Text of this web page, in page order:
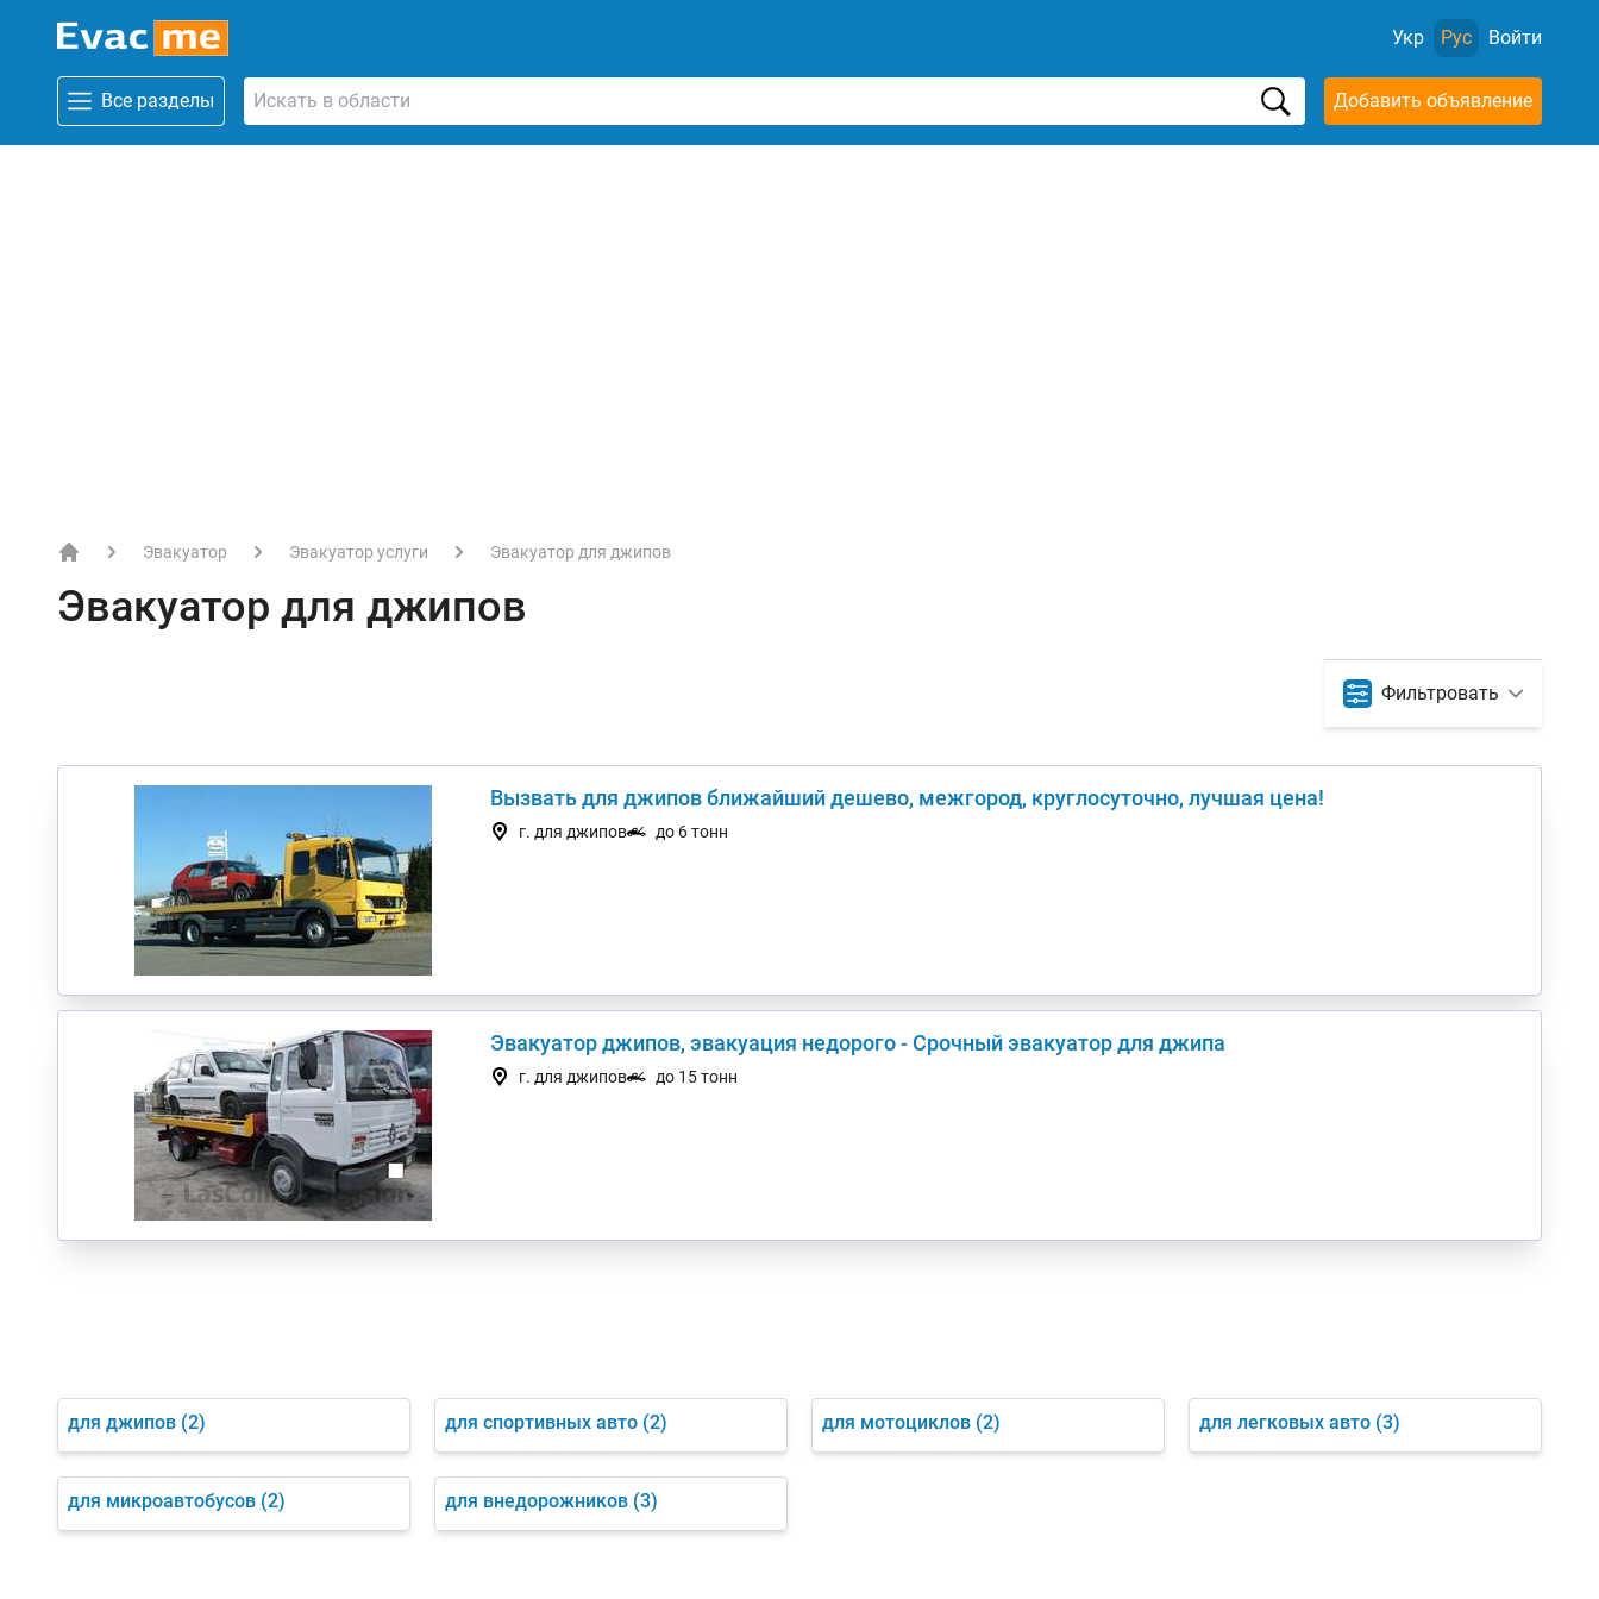
Укр Рус Войти
Все разделы Добавить объявление
Эвакуатор Эвакуатор услуги Эвакуатор для джипов
Эвакуатор для джипов
Фильтровать
Вызвать для джипов ближайший дешево, межгород, круглосуточно, лучшая цена!
г. для джипов до 6 тонн
Эвакуатор джипов, эвакуация недорого - Срочный эвакуатор для джипа
г. для джипов до 15 тонн
для джипов (2) для спортивных авто (2) для мотоциклов (2) для легковых авто (3)
для микроавтобусов (2) для внедорожников (3)